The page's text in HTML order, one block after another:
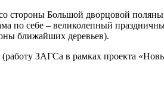
стороны Большой дворцовой
по себе – великолепный
ближайших деревьев).
ЗАГСа в рамках проекта